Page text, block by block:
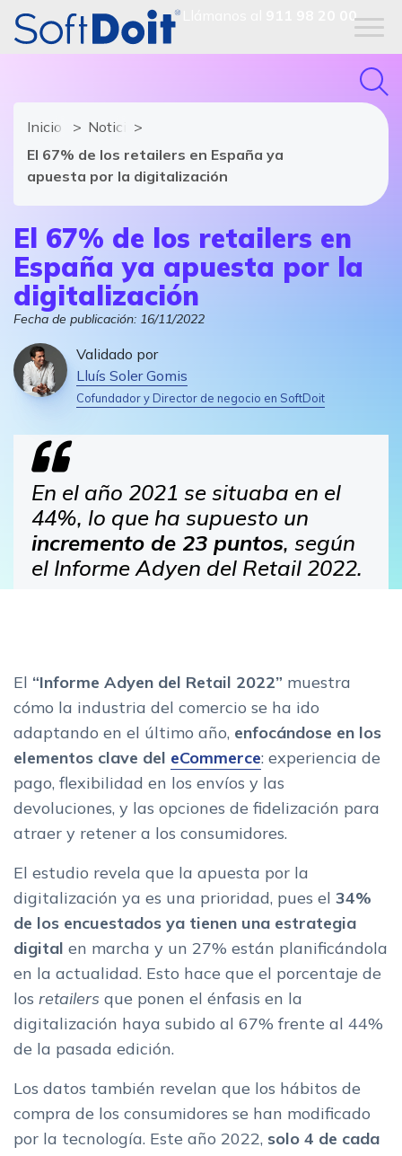
911 98 20 00
Inicio
Noticias de software y TIC
El 67% de los retailers en España ya
apuesta por la digitalización
El 67% de los retailers en
España ya apuesta por la
digitalización
Fecha de publicación: 16/11/2022
Validado por
Lluís Soler Gomis
Cofundador y Director de negocio en SoftDoit
En el año 2021 se situaba en el
44%, lo que ha supuesto un
incremento de 23 puntos, según
el Informe Adyen del Retail 2022.
El “Informe Adyen del Retail 2022” muestra
cómo la industria del comercio se ha ido
adaptando en el último año, enfocándose en los
elementos clave del eCommerce: experiencia de
pago, flexibilidad en los envíos y las
devoluciones, y las opciones de fidelización para
atraer y retener a los consumidores.
El estudio revela que la apuesta por la
digitalización ya es una prioridad, pues el 34%
de los encuestados ya tienen una estrategia
digital en marcha y un 27% están planificándola
en la actualidad. Esto hace que el porcentaje de
los retailers que ponen el énfasis en la
digitalización haya subido al 67% frente al 44%
de la pasada edición.
Los datos también revelan que los hábitos de
compra de los consumidores se han modificado
por la tecnología. Este año 2022, solo 4 de cada